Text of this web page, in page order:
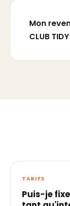
Mon
CLUB
TARIFS
Puis-je